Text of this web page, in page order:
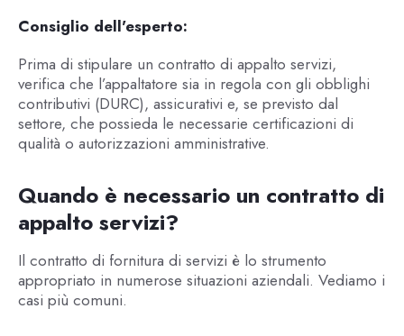
Consiglio dell'esperto:
Prima di stipulare un contratto di appalto servizi,
verifica che l’appaltatore sia in regola con gli obblighi
contributivi (DURC), assicurativi e, se previsto dal
settore, che possieda le necessarie certificazioni di
qualità o autorizzazioni amministrative.
Quando è necessario un contratto di
appalto servizi?
Il contratto di fornitura di servizi è lo strumento
appropriato in numerose situazioni aziendali. Vediamo i
casi più comuni.